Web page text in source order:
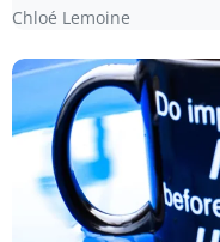
Chloé Lemoine